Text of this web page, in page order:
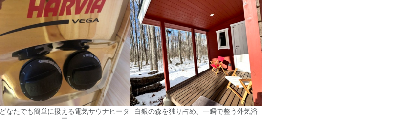
どなたでも簡単に扱える電気サウナヒータ
ー
白銀の森を独り占め、一瞬で整う外気浴